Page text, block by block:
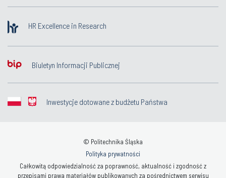
HR Excellence in Research
Biuletyn Informacji Publicznej
Inwestycje dotowane z budżetu Państwa
© Politechnika Śląska
Polityka prywatności
Całkowitą odpowiedzialność za poprawność, aktualność i zgodność z
przepisami prawa materiałów publikowanych za pośrednictwem serwisu